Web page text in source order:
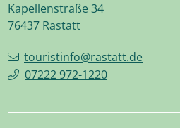
Kapellenstraße 34
76437 Rastatt
touristinfo@rastatt.de
07222 972-1220